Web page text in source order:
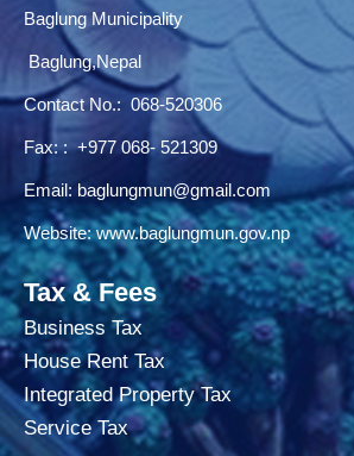
Baglung Municipality
Baglung,Nepal
Contact No.: 068-520306
Fax: : +977 068- 521309
Email: baglungmun@gmail.com
Website:www.baglungmun.gov.np
Tax & Fees
Business Tax
House Rent Tax
Integrated Property Tax
Service Tax